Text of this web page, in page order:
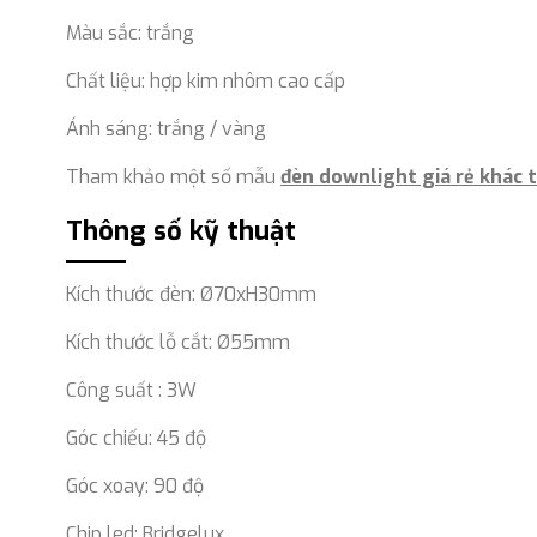
Màu sắc: trắng
Chất liệu: hợp kim nhôm cao cấp
Ánh sáng: trắng / vàng
Tham khảo một số mẫu đèn downlight giá rẻ khác
Thông số kỹ thuật
Kích thước đèn: Ø70xH30mm
Kích thước lỗ cắt: Ø55mm
Công suất : 3W
Góc chiếu: 45 độ
Góc xoay: 90 độ